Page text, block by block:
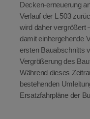
Decken-erneuerung
Verlauf der L 503
wird daher vergrößert
damit einhergehende
ersten Bauabschnitts
Vergrößerung des
Während dieses
bestehenden
Ersatzfahrpläne der